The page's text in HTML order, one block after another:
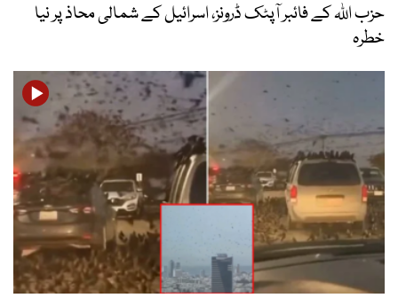
حزب اللہ کے فائبر آپٹک ڈرونز، اسرائیل کے شمالی محاذ پر نیا
خطرہ